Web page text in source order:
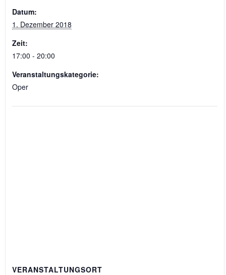
Datum:
1. Dezember 2018
Zeit:
17:00 - 20:00
Veranstaltungskategorie:
Oper
VERANSTALTUNGSORT